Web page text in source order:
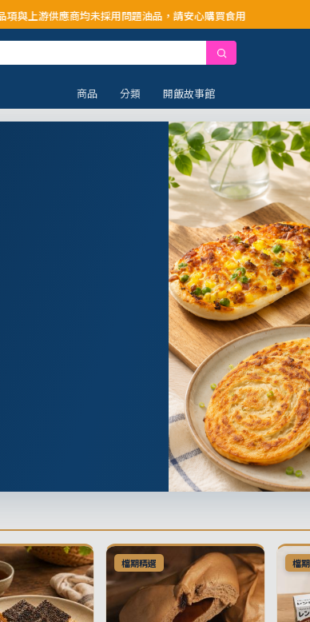
未採用問題油品，請安心購買食用
商品 分類 開飯故事館
檔期精選 檔